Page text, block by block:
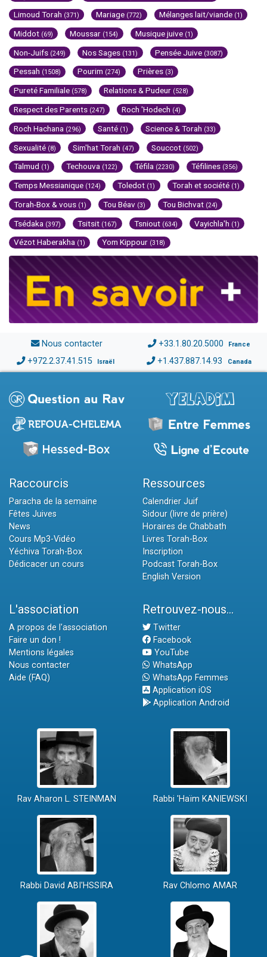
Limoud Torah (371) Mariage (772) Mélanges lait/viande (1)
Middot (69) Moussar (154) Musique juive (1)
Non-Juifs (249) Nos Sages (131) Pensée Juive (3087)
Pessah (1508) Pourim (274) Prières (3)
Pureté Familiale (578) Relations & Pudeur (528)
Respect des Parents (247) Roch 'Hodech (4)
Roch Hachana (296) Santé (1) Science & Torah (33)
Sexualité (8) Sim'hat Torah (47) Souccot (502)
Talmud (1) Techouva (122) Téfila (2230) Téfilines (356)
Temps Messianique (124) Toledot (1) Torah et société (1)
Torah-Box & vous (1) Tou Béav (3) Tou Bichvat (24)
Tsédaka (397) Tsitsit (167) Tsniout (634) Vayichla'h (1)
Vézot Haberakha (1) Yom Kippour (318)
Nous contacter +33.1.80.20.5000 France
+972.2.37.41.515 Israël +1.437.887.14.93 Canada
Raccourcis
Paracha de la semaine
Fêtes Juives
News
Cours Mp3-Vidéo
Yéchiva Torah-Box
Dédicacer un cours
Ressources
Calendrier Juif
Sidour (livre de prière)
Horaires de Chabbath
Livres Torah-Box
Inscription
Podcast Torah-Box
English Version
L'association
A propos de l'association
Faire un don !
Mentions légales
Nous contacter
Aide (FAQ)
Retrouvez-nous...
Twitter
Facebook
YouTube
WhatsApp
WhatsApp Femmes
Application iOS
Application Android
Rav Aharon L. STEINMAN Rabbi 'Haïm KANIEWSKI
Rabbi David ABI'HSSIRA Rav Chlomo AMAR